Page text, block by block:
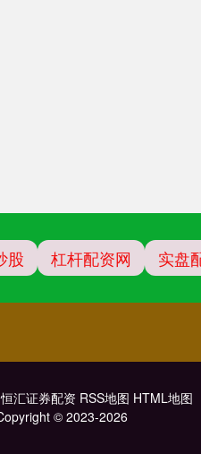
股 杠杆配资网 实盘
恒汇证券配资 RSS地图 HTML地图
© 2023-2026